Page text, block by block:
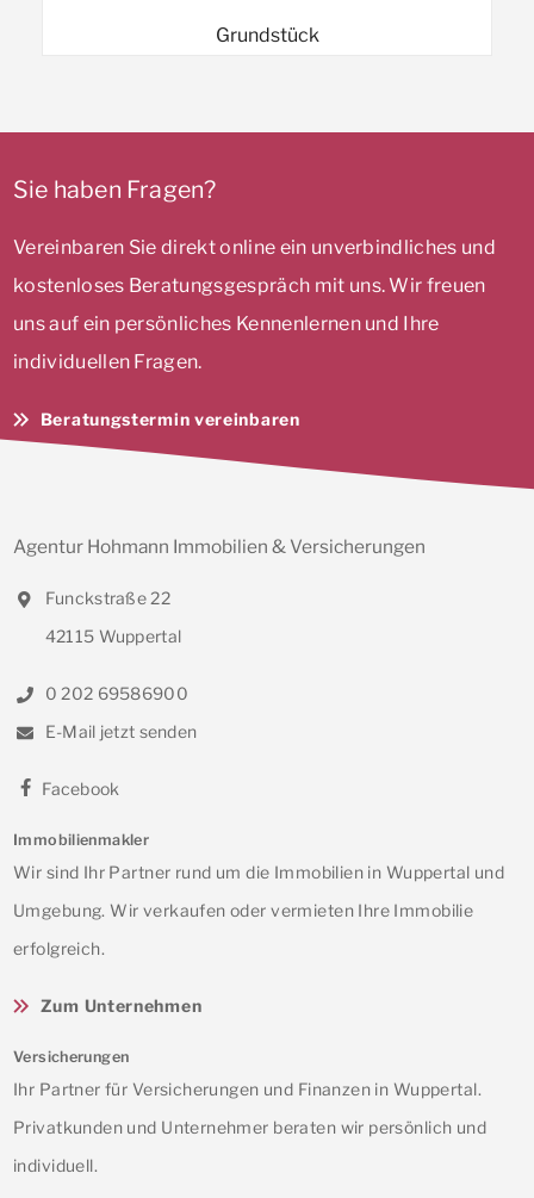
Grundstück
Sie haben Fragen?
Vereinbaren Sie direkt online ein unverbindliches und
kostenloses Beratungsgespräch mit uns. Wir freuen
uns auf ein persönliches Kennenlernen und Ihre
individuellen Fragen.
Beratungstermin vereinbaren
Agentur Hohmann Immobilien & Versicherungen
Funckstraße 22
42115 Wuppertal
0 202 69586900
E-Mail jetzt senden
Facebook
Immobilienmakler
Wir sind Ihr Partner rund um die Immobilien in Wuppertal und
Umgebung. Wir verkaufen oder vermieten Ihre Immobilie
erfolgreich.
Zum Unternehmen
Versicherungen
Ihr Partner für Versicherungen und Finanzen in Wuppertal.
Privatkunden und Unternehmer beraten wir persönlich und
individuell.